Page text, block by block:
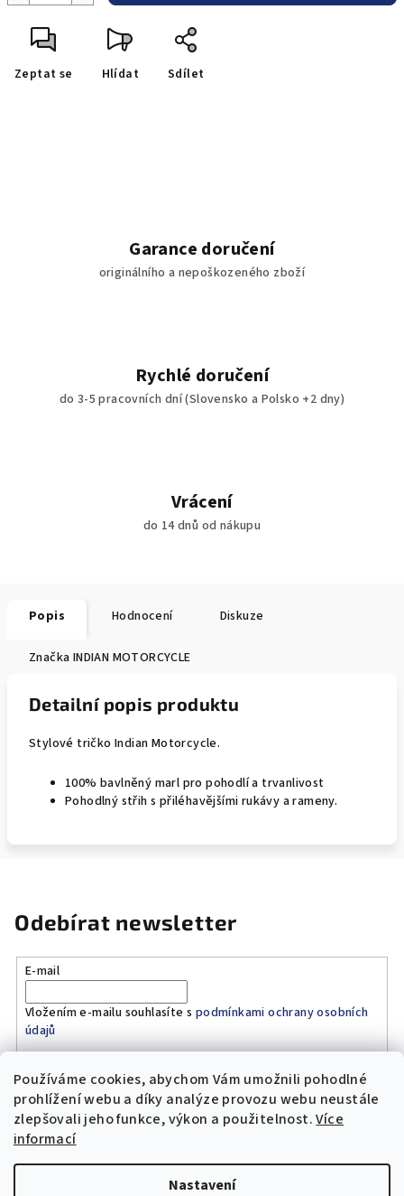
Používáme cookies, abychom Vám umožnili pohodlné
prohlížení webu a díky analýze provozu webu neustále
zlepšovali jeho funkce, výkon a použitelnost.Více
informací
Nastavení
Zeptat se Hlídat Sdílet
Garance doručení
originálního a nepoškozeného zboží
Rychlé doručení
do 3-5 pracovních dní (Slovensko a Polsko +2 dny)
Vrácení
do 14 dnů od nákupu
Popis Hodnocení Diskuze
Značka INDIAN MOTORCYCLE
Detailní popis produktu
Stylové tričko Indian Motorcycle.
100% bavlněný marl pro pohodlí a trvanlivost
Pohodlný střih s přiléhavějšími rukávy a rameny.
Odebírat newsletter
E-mail
Vložením e-mailu souhlasíte s podmínkami ochrany osobních
údajů
Přihlásit se
Copyright 2026Original Moto Shop. Všechna práva
Upravit nastavení cookies